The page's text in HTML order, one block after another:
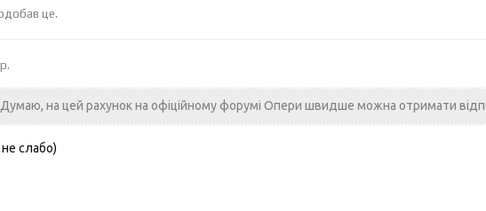
це.
Думаю, на цей рахунок на офіційному форумі Опери швидше можна отримати
слабо)